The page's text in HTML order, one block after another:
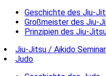
Geschichte des Jiu-
Großmeister des Jiu-
Prinzipien des Jiu-
Jiu-Jitsu / Aikido
Judo